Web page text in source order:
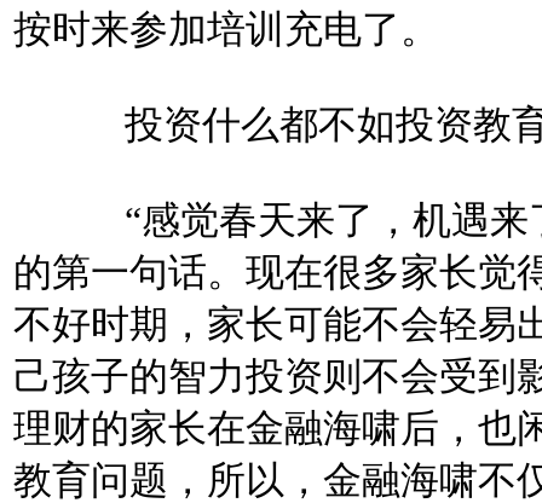
按时来参加培训充电了。
投资什么都不如投资教
“感觉春天来了，机遇来
的第一句话。现在很多家长觉
不好时期，家长可能不会轻易
己孩子的智力投资则不会受到
理财的家长在金融海啸后，也
教育问题，所以，金融海啸不